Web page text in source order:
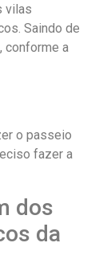
vilas
Saindo de
conforme a
o passeio
fazer a
dos
da